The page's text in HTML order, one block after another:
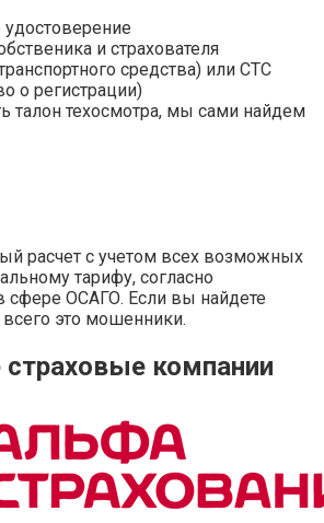
удостоверение
и страхователя
средства) или СТС
о регистрации)
талон техосмотра, мы сами найдем
расчет с учетом всех возможных
тарифу, согласно
сфере ОСАГО. Если вы найдете
это мошенники.
компании